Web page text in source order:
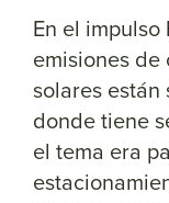
En el
emisiones
solares
donde tiene
el tema era